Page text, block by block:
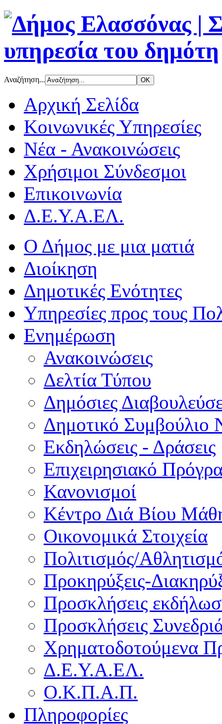
Αναζήτηση...
Αρχική Σελίδα
Κοινωνικές Υπηρεσίες
Νέα - Ανακοινώσεις
Χρήσιμοι Σύνδεσμοι
Επικοινωνία
Δ.Ε.Υ.Α.ΕΛ.
Ο Δήμος με μια ματιά
Διοίκηση
Δημοτικές Ενότητες
Υπηρεσίες προς τους
Ενημέρωση
Ανακοινώσεις
Δελτία Τύπου
Δημόσιες
Δημοτικό Συμβούλιο
Εκδηλώσεις - Δράσεις
Επιχειρησιακό
Κανονισμοί
Κέντρο Διά Βίου
Οικονομικά Στοιχεία
Πολιτισμός/
Προκηρύξεις-
Προσκλήσεις
Προσκλήσεις
Χρηματοδοτούμενα
Δ.Ε.Υ.Α.ΕΛ.
Ο.Κ.Π.Α.Π.
Πληροφορίες